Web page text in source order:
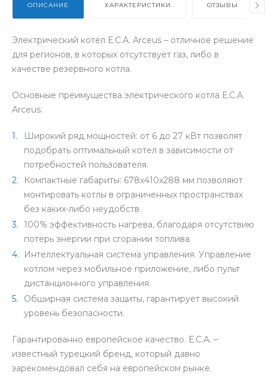
ОПИСАНИЕ ХАРАКТЕРИСТИКИ ОТЗЫВЫ
Электрический котел Е.С.А. Arceus – отличное решение
для регионов, в которых отсутствует газ, либо в
качестве резервного котла.
Основные преимущества электрического котла Е.С.А.
Arceus:
Широкий ряд мощностей: от 6 до 27 кВт позволят
подобрать оптимальный котел в зависимости от
потребностей пользователя.
Компактные габариты: 678х410х288 мм позволяют
монтировать котлы в ограниченных пространствах
без каких-либо неудобств.
100% эффективность нагрева, благодаря отсутствию
потерь энергии при сгорании топлива.
Интеллектуальная система управления. Управление
котлом через мобильное приложение, либо пульт
дистанционного управления.
Обширная система защиты, гарантирует высокий
уровень безопасности.
Гарантированно европейское качество. Е.С.А. –
известный турецкий бренд, который давно
зарекомендовал себя на европейском рынке.